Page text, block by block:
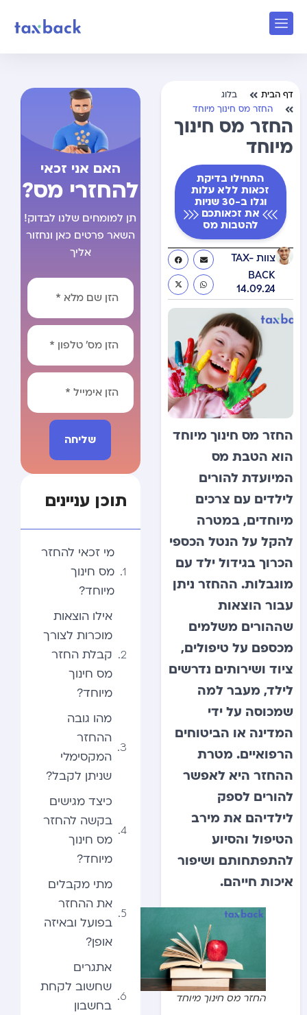
דף הבית
בלוג
החזר מס חינוך מיוחד
החזר מס חינוך
מיוחד
התחילו בדיקת
זכאות ללא עלות
וגלו ב-30 שניות
את זכאותכם
להטבות מס
צוות TAX-
BACK
14.09.24
החזר מס חינוך מיוחד
הוא הטבת מס
המיועדת להורים
לילדים עם צרכים
מיוחדים, במטרה
להקל על הנטל הכספי
הכרוך בגידול ילד עם
מוגבלות. ההחזר ניתן
עבור הוצאות
שההורים משלמים
מכספם על טיפולים,
ציוד ושירותים נדרשים
לילד, מעבר למה
שמכוסה על ידי
המדינה או הביטוחים
הרפואיים. מטרת
ההחזר היא לאפשר
להורים לספק
לילדיהם את מירב
הטיפול והסיוע
להתפתחותם ושיפור
איכות חייהם.
החזר מס חינוך מיוחד
האם אני זכאי
להחזרי מס?
תן למומחים שלנו לבדוק!
השאר פרטים כאן ונחזור
אליך
שליחה
Alternative:
תוכן עניינים
מי זכאי להחזר
מס חינוך
מיוחד?
אילו הוצאות
מוכרות לצורך
קבלת החזר
מס חינוך
מיוחד?
מהו גובה
ההחזר
המקסימלי
שניתן לקבל?
כיצד מגישים
בקשה להחזר
מס חינוך
מיוחד?
מתי מקבלים
את ההחזר
בפועל ובאיזה
אופן?
אתגרים
שחשוב לקחת
בחשבון